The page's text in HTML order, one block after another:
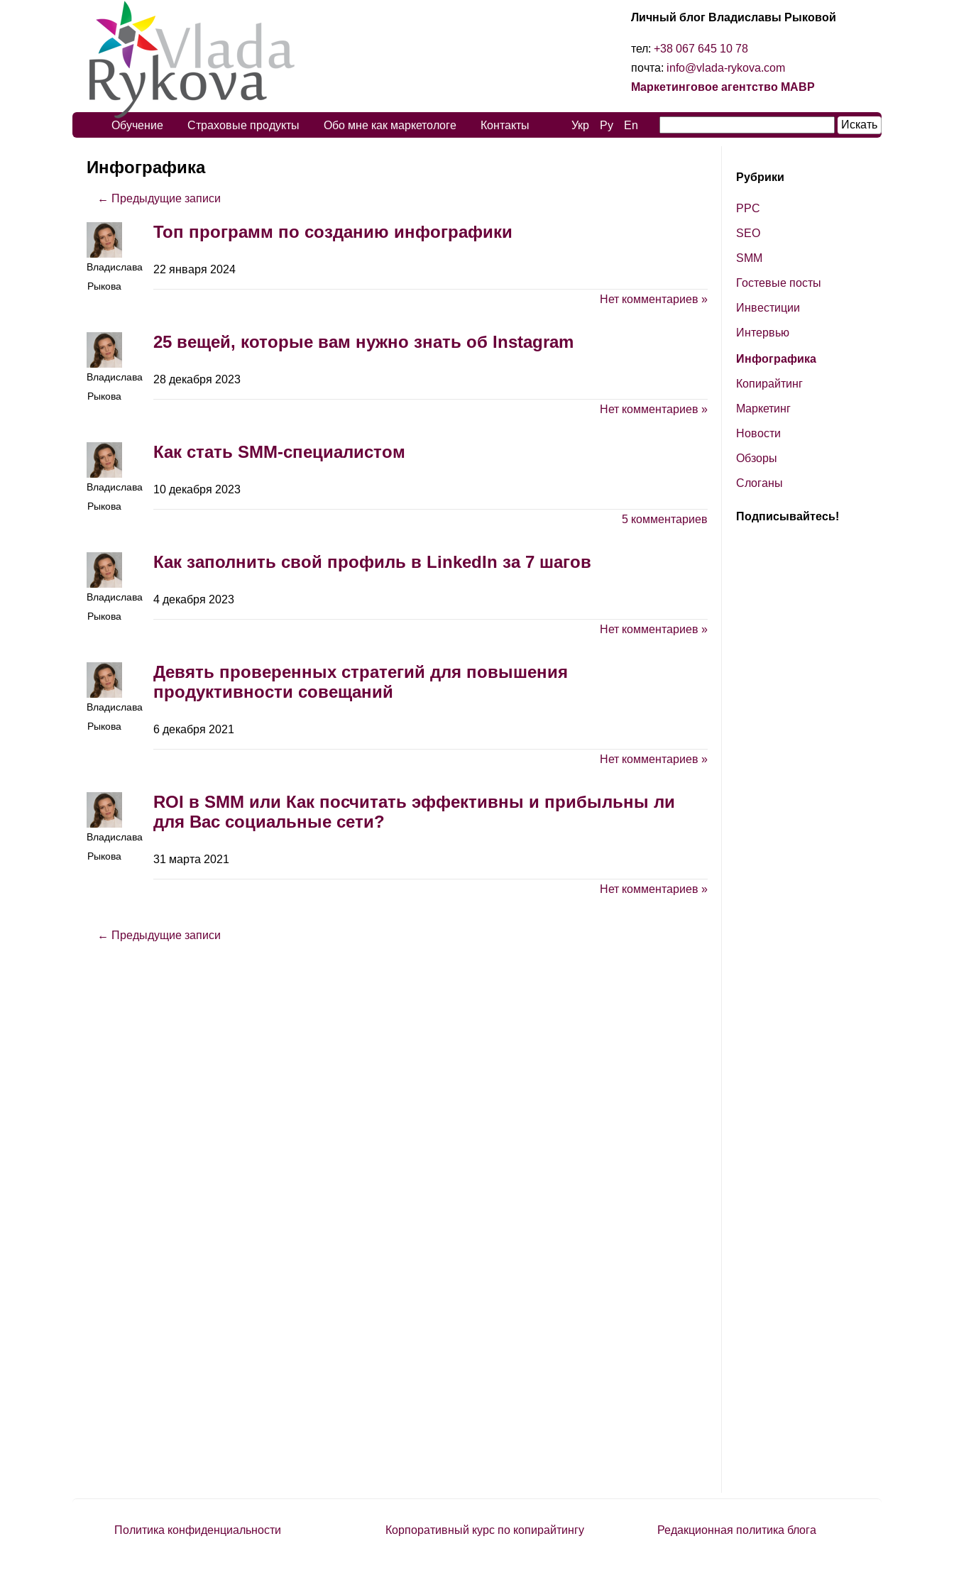
Личный блог Владиславы Рыковой
тел: +38 067 645 10 78
почта: info@vlada-rykova.com
Маркетинговое агентство МАВР
Обучение Страховые продукты Обо мне как маркетологе Контакты Укр Ру En
Инфографика
← Предыдущие записи
Владислава
Рыкова
Топ программ по созданию инфографики
22 января 2024
Нет комментариев »
Владислава
Рыкова
25 вещей, которые вам нужно знать об Instagram
28 декабря 2023
Нет комментариев »
Владислава
Рыкова
Как стать SMM-специалистом
10 декабря 2023
5 комментариев
Владислава
Рыкова
Как заполнить свой профиль в LinkedIn за 7 шагов
4 декабря 2023
Нет комментариев »
Владислава
Рыкова
Девять проверенных стратегий для повышения
продуктивности совещаний
6 декабря 2021
Нет комментариев »
Владислава
Рыкова
ROI в SMM или Как посчитать эффективны и прибыльны ли
для Вас социальные сети?
31 марта 2021
Нет комментариев »
← Предыдущие записи
Рубрики
PPC
SЕО
SМM
Гостевые посты
Инвестиции
Интервью
Инфографика
Копирайтинг
Маркетинг
Новости
Обзоры
Слоганы
Подписывайтесь!
Политика конфиденциальности Корпоративный курс по копирайтингу Редакционная политика блога